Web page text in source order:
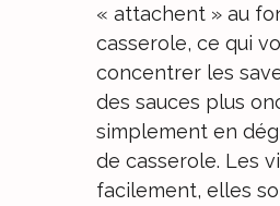
« attachent » au
casserole, ce qui
concentrer les
des sauces plus
simplement en
de casserole. Les
facilement, elles